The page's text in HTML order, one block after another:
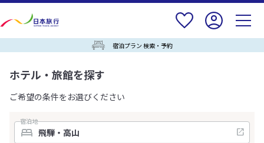
宿泊プラン 検索・予約
ホテル・旅館を探す
ご希望の条件をお選びください
宿泊地